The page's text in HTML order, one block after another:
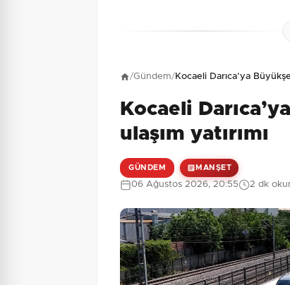
Güvenlik Sorusu: 9 + 6 = ?
/Gündem/Kocaeli Darıca’ya
Kocaeli
ulaşım yatırımı
GÜNDEM MANŞET
06 Ağustos 2026, 20:55 2 dk